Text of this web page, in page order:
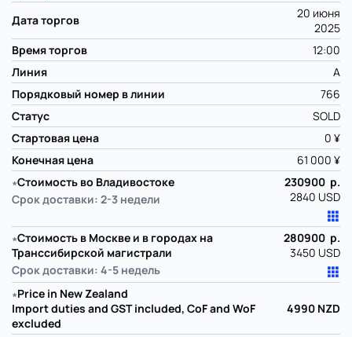
Дата торгов
20 июня
2025
Время торгов
12:00
Линия
A
Порядковый номер в линии
766
Статус
SOLD
Стартовая цена
0 ¥
Конечная цена
61 000 ¥
∗Стоимость во Владивостоке
Срок доставки: 2-3 недели
230900 р.
2840 USD
∗Стоимость в Москве и в городах на
Транссибирской магистрали
Срок доставки: 4-5 недель
280900 р.
3450 USD
∗Price in New Zealand
Import duties and GST included, CoF and WoF
excluded
4990 NZD